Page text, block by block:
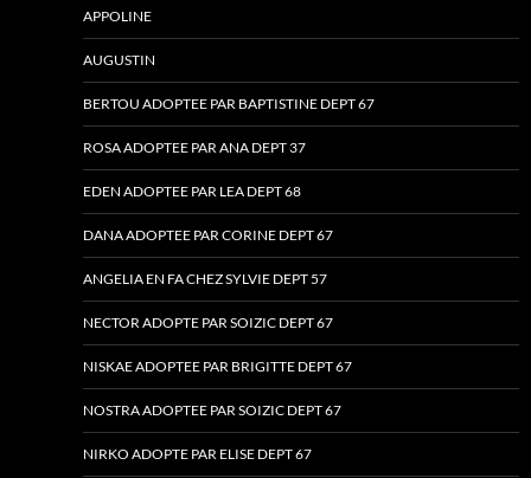
APPOLINE
AUGUSTIN
BERTOU ADOPTEE PAR BAPTISTINE DEPT 67
ROSA ADOPTEE PAR ANA DEPT 37
EDEN ADOPTEE PAR LEA DEPT 68
DANA ADOPTEE PAR CORINE DEPT 67
ANGELIA EN FA CHEZ SYLVIE DEPT 57
NECTOR ADOPTE PAR SOIZIC DEPT 67
NISKAE ADOPTEE PAR BRIGITTE DEPT 67
NOSTRA ADOPTEE PAR SOIZIC DEPT 67
NIRKO ADOPTE PAR ELISE DEPT 67